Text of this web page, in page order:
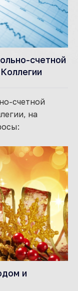
счетной
счетной
на
и